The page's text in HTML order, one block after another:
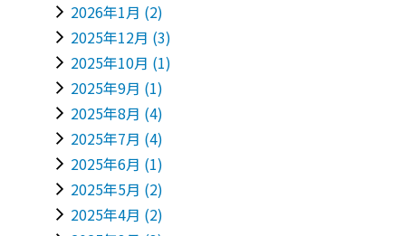
2026年1月 (2)
2025年12月 (3)
2025年10月 (1)
2025年9月 (1)
2025年8月 (4)
2025年7月 (4)
2025年6月 (1)
2025年5月 (2)
2025年4月 (2)